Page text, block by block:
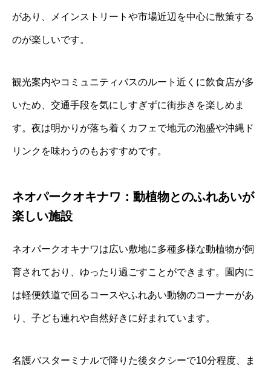
があり、メインストリートや市場近辺を中心に散策する
のが楽しいです。
観光案内やコミュニティバスのルート近くに飲食店が多
いため、交通手段を気にしすぎずに街歩きを楽しめま
す。夜は明かりが落ち着くカフェで地元の泡盛や沖縄ド
リンクを味わうのもおすすめです。
ネオパークオキナワ：動植物とのふれあいが
楽しい施設
ネオパークオキナワは広い敷地に多種多様な動植物が飼
育されており、ゆったり過ごすことができます。園内に
は軽便鉄道で回るコースやふれあい動物のコーナーがあ
り、子ども連れや自然好きに好まれています。
名護バスターミナルで降りた後タクシーで10分程度、ま